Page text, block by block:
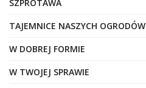
SZPROTAWA
TAJEMNICE NASZYCH OGRODÓW
W DOBREJ FORMIE
W TWOJEJ SPRAWIE